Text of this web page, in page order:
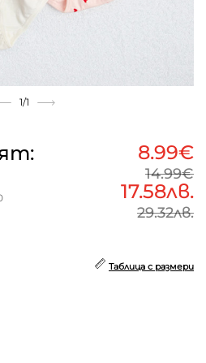
1/1
8.99€
14.99€
17.58лв.
29.32лв.
Таблица с размери